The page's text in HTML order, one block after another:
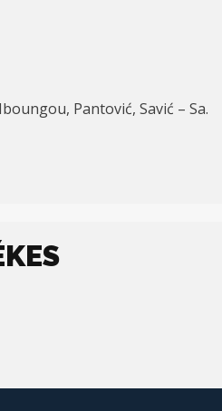
Pantović, Savić – Sa.